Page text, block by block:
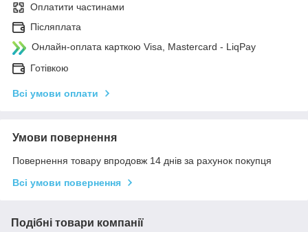
Оплатити частинами
Післяплата
Онлайн-оплата карткою Visa, Mastercard - LiqPay
Готівкою
Всі умови оплати
Умови повернення
Повернення товару впродовж 14 днів за рахунок покупця
Всі умови повернення
Подібні товари компанії